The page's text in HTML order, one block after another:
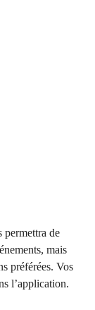
de
mais
préférées. Vos
l’application.